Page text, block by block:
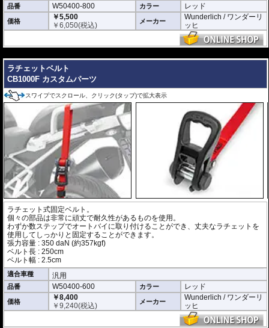
品番 W50400-800 カラー レッド
価格
￥5,500
￥6,050(税込) メーカー
Wunderlich / ワンダーリ
ッヒ
ラチェットベルト
CB1000F カスタムパーツ
スワイプでスクロール、クリック(タップ)で拡大表示
ラチェット式固定ベルト。
個々の部品は非常に頑丈で耐久性があるものを使用。
わずか数ステップでオートバイに取り付けることができ、丈夫なラチェットを
使用してしっかりと固定することができます。
張力容量 : 350 daN (約357kgf)
ベルト長 : 250cm
ベルト幅 : 2.5cm
適合車種 汎用
品番 W50400-600 カラー レッド
価格
￥8,400
￥9,240(税込) メーカー
Wunderlich / ワンダーリ
ッヒ